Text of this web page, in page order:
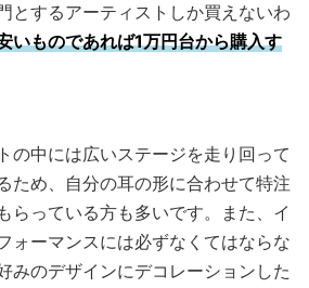
とするアーティストしか買えないわ
いものであれば1万円台から購入す
の中には広いステージを走り回って
ため、自分の耳の形に合わせて特注
らっている方も多いです。また、イ
ォーマンスには必ずなくてはならな
みのデザインにデコレーションした